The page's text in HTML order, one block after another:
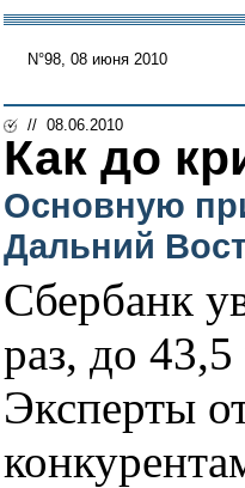
N°98, 08 июня 2010
// 08.06.2010
Как до
Основную
Дальний
Сбербанк
раз, до
Эксперты